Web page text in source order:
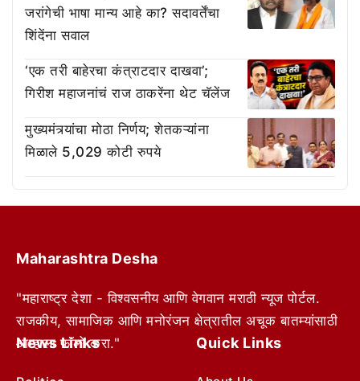
जरांगेची भाषा मान्य आहे का? सदावर्तेंचा
शिंदेंना सवाल
‘एक तरी बाहेरचा कंत्राटदार दाखवा’;
गिरीश महाजनांचं राज ठाकरेंना थेट चॅलेंज
मुख्यमंत्र्यांचा मोठा निर्णय; शेतकऱ्यांना
मिळाले 5,029 कोटी रुपये
Maharashtra Desha
"महाराष्ट्र देशा - विश्वसनीय आणि वेगवान मराठी न्यूज पोर्टल.
राजकीय, सामाजिक आणि मनोरंजन क्षेत्रातील अचूक बातम्यांसाठी
आम्हाला फॉलो करा."
News Links Quick Links